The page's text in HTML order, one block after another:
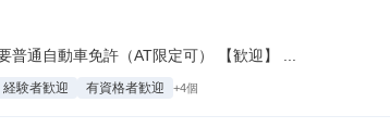
普通自動車免許（AT限定可） 【歓迎】 ...
経験者歓迎 有資格者歓迎 +4個